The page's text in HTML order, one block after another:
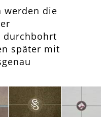
werden die
durchbohrt
später mit